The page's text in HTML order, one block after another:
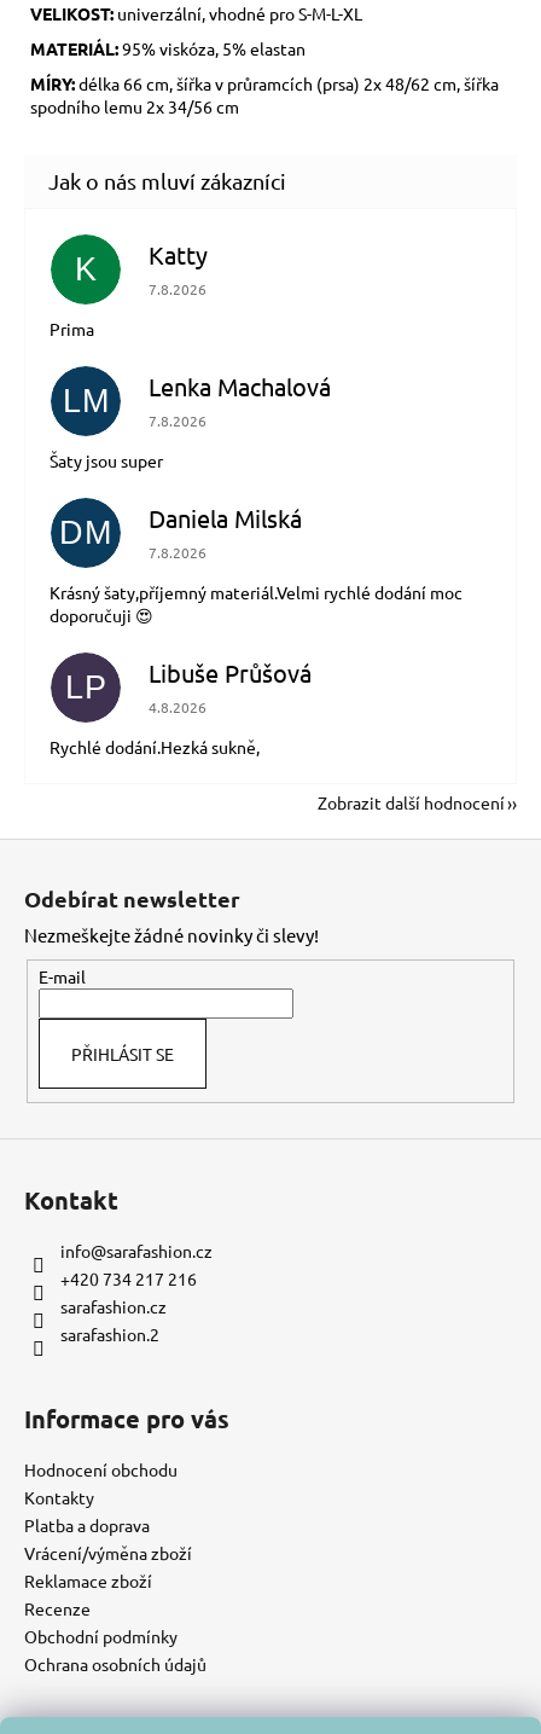
VELIKOST: univerzální, vhodné pro S-M-L-XL
MATERIÁL:95% viskóza, 5% elastan
MÍRY:délka 66 cm, šířka v průramcích (prsa) 2x 48/62 cm, šířka
spodního lemu 2x 34/56 cm
K Katty
Hodnocení obchodu je 5 z 5 hvězdiček.
7.8.2026
Prima
LM Lenka Machalová
Hodnocení obchodu je 5 z 5 hvězdiček.
7.8.2026
Šaty jsou super
DM Daniela Milská
Hodnocení obchodu je 5 z 5 hvězdiček.
7.8.2026
Krásný šaty,příjemný materiál.Velmi rychlé dodání moc
doporučuji 😍
LP Libuše Průšová
Hodnocení obchodu je 5 z 5 hvězdiček.
4.8.2026
Rychlé dodání.Hezká sukně,
Zobrazit další hodnocení
Odebírat newsletter
Nezmeškejte žádné novinky či slevy!
E-mail
PŘIHLÁSIT SE
Kontakt
info@sarafashion.cz
+420 734 217 216
sarafashion.cz
sarafashion.2
Informace pro vás
Hodnocení obchodu
Kontakty
Platba a doprava
Vrácení/výměna zboží
Reklamace zboží
Recenze
Obchodní podmínky
Ochrana osobních údajů